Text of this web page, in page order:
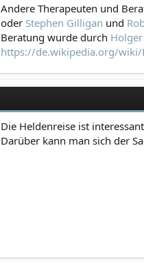
Andere Therapeuten und
oder Stephen Gilligan und
Beratung wurde durch
https://de.wikipedia.org/wiki/
Die Heldenreise ist
Darüber kann man sich der